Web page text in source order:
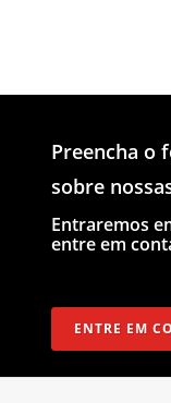
Preencha o
sobre
Entraremos
entre em
ENTRE EM